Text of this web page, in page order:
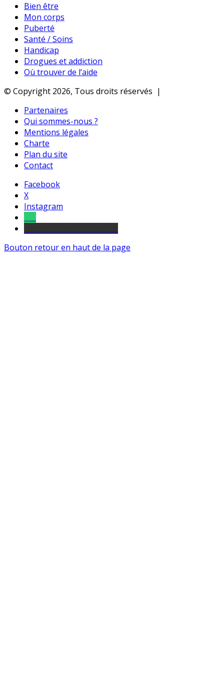
Bien être
Mon corps
Puberté
Santé / Soins
Handicap
Drogues et addiction
Où trouver de l’aide
© Copyright 2026, Tous droits réservés |
Partenaires
Qui sommes-nous ?
Mentions légales
Charte
Plan du site
Contact
Facebook
X
Instagram
Bouton retour en haut de la page